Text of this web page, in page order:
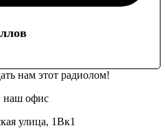
нам этот радиолом!
наш офис
улица, 1Вк1